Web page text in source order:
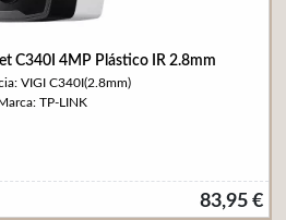
C340I 4MP Plástico IR 2.8mm
VIGI C340I(2.8mm)
TP-LINK
83,95 €